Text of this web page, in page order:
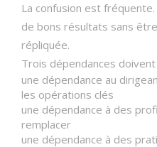
La confusion est
de bons résultats sans
répliquée.
Trois dépendances
une dépendance au
les opérations clés
une dépendance à des
remplacer
une dépendance à des